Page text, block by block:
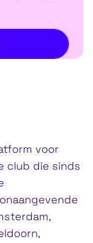
voor
club die sinds